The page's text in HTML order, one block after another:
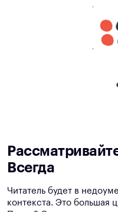
Всегда
Читатель будет в
контекста. Это большая